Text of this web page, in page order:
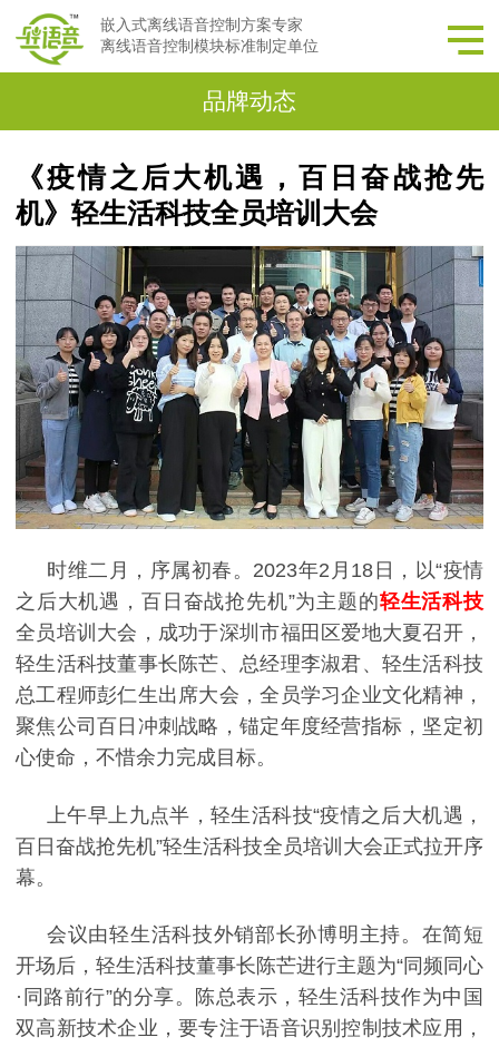
嵌入式离线语音控制方案专家
离线语音控制模块标准制定单位
品牌动态
《疫情之后大机遇，百日奋战抢先
机》轻生活科技全员培训大会
时维二 月，序属初春。 2023年2 月 18 日 ，以“疫情
之后大机遇，百日奋战抢先机”为主题的轻生活科技
全员培训 大会，成功于深圳市福田区爱地大夏召开，
轻生活科技董事长陈芒、总经理李淑君、轻生活科技
总工程师彭仁生出席大会 ，全员学习企业文化精神 ，
聚焦公司百日冲刺战略，锚定年度经营指标，坚定初
心使命，不惜余力完成目标。
上午早上九点半，轻生活科技“疫情之后大机遇，
百日奋战抢先机”轻生活科技全员培训大会正式拉开序
幕。
会议由轻生活科技外销部长孙博明 主持。 在简短
开场后， 轻生活科技董事长陈芒进行主题为“ 同频同心
·同路前行”的分享。
陈总表示，轻生活科技作为中国
双高新技术企业，要专注于语音识别控制技术应用，